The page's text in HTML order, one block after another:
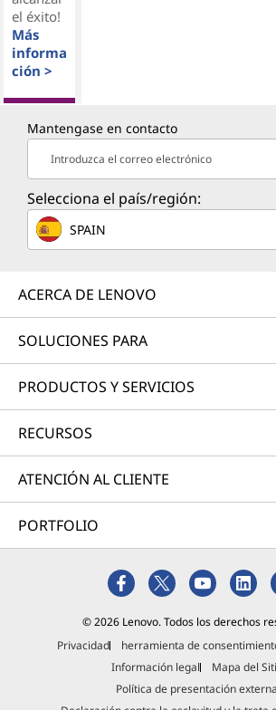
el éxito!
Más
informa
ción >
Mantengase en contacto
Introduzca el correo electrónico
Selecciona el país/región:
SPAIN
ACERCA DE LENOVO
SOLUCIONES PARA
PRODUCTOS Y SERVICIOS
RECURSOS
ATENCIÓN AL CLIENTE
PORTFOLIO
© 2026 Lenovo. Todos los derechos
Privacidad
herramienta de
Información legal
Mapa del
Política de presentación externa